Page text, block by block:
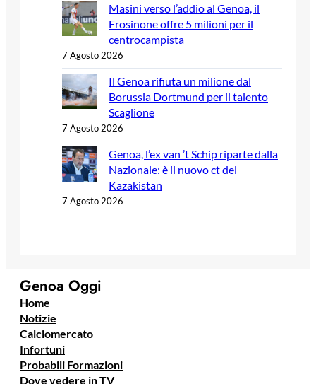
Masini verso l’addio al Genoa, il
Frosinone offre 5 milioni per il
centrocampista
7 Agosto 2026
Il Genoa rifiuta un milione dal
Borussia Dortmund per il talento
Scaglione
7 Agosto 2026
Genoa, l’ex van ’t Schip riparte dalla
Nazionale: è il nuovo ct del
Kazakistan
7 Agosto 2026
Genoa Oggi
Home
Notizie
Calciomercato
Infortuni
Probabili Formazioni
Dove vedere in TV